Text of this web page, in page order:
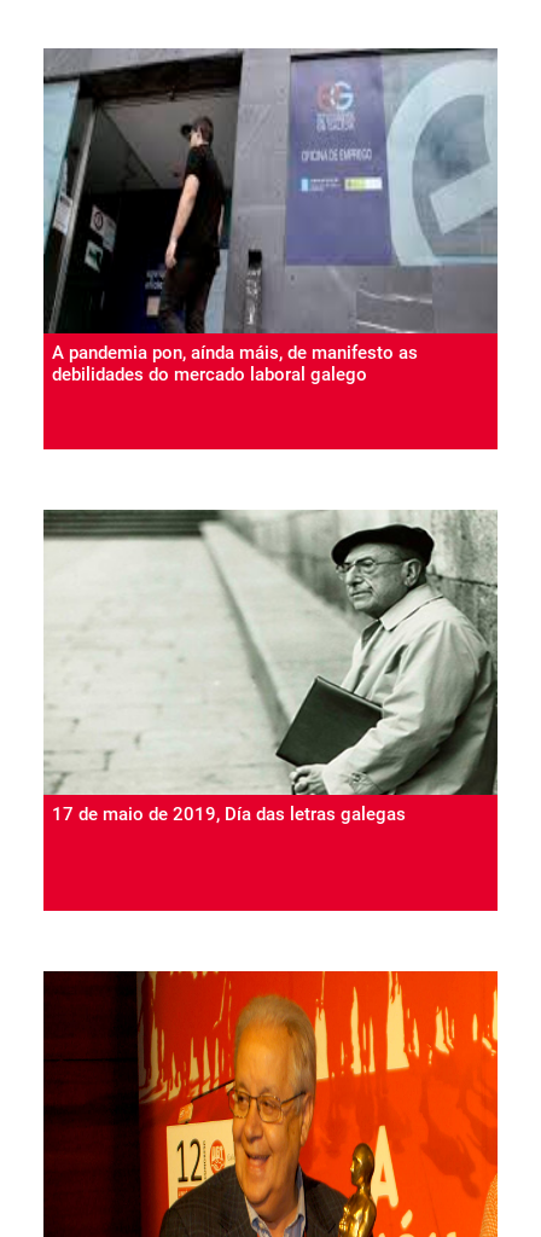
A pandemia pon, aínda máis, de manifesto as
debilidades do mercado laboral galego
17 de maio de 2019, Día das letras galegas